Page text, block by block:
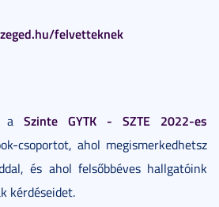
felvetteknek
a Szinte GYTK - SZTE 2022-es
csoportot, ahol megismerkedhetsz
és ahol felsőbbéves hallgatóink
kérdéseidet.